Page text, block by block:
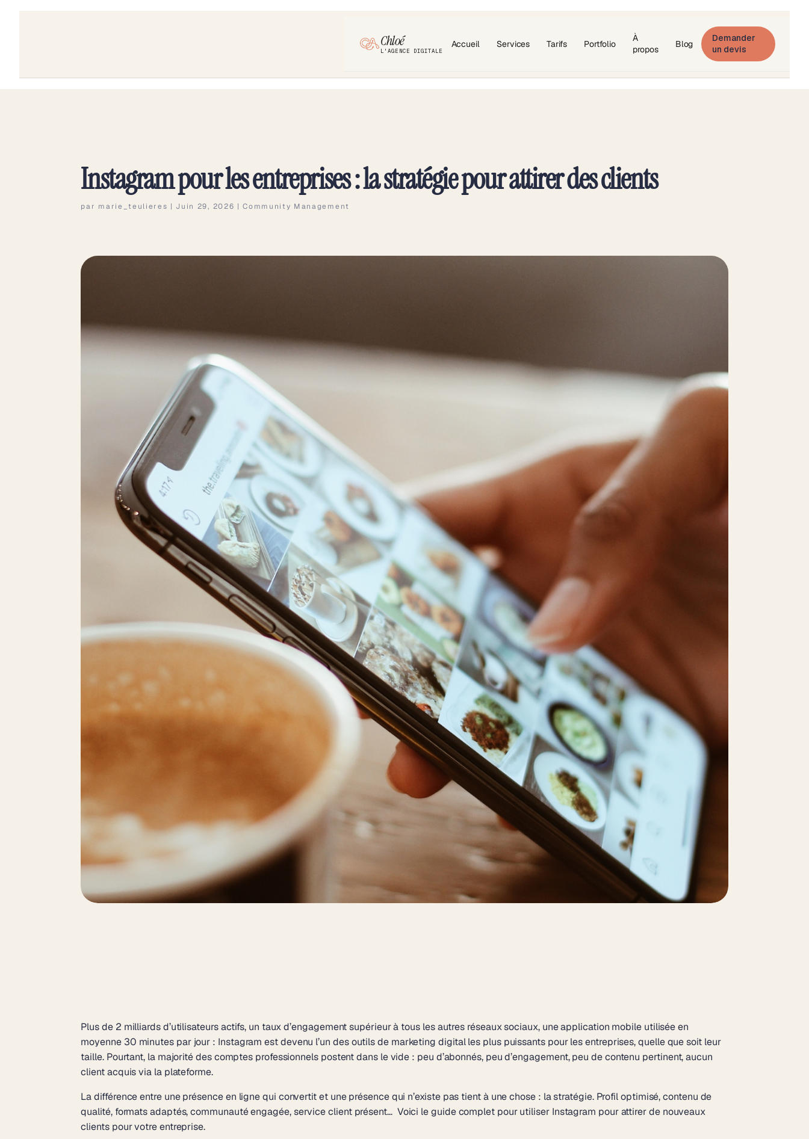
Chloé
L'AGENCE DIGITALE
Accueil Services Tarifs Portfolio
À
propos
Blog
Demander
un devis
Instagram pour les entreprises : la stratégie pour attirer des clients
par marie_teulieres | Juin 29, 2026 |Community Management
Plus de 2 milliards d’utilisateurs actifs, un taux d’engagement supérieur à tous les autres réseaux sociaux, une application mobile utilisée en
moyenne 30 minutes par jour : Instagram est devenu l’un des outils de marketing digital les plus puissants pour les entreprises, quelle que soit leur
taille. Pourtant, la majorité des comptes professionnels postent dans le vide : peu d’abonnés, peu d’engagement, peu de contenu pertinent, aucun
client acquis via la plateforme.
La différence entre une présence en ligne qui convertit et une présence qui n’existe pas tient à une chose : la stratégie. Profil optimisé, contenu de
qualité, formats adaptés, communauté engagée, service client présent… Voici le guide complet pour utiliser Instagram pour attirer de nouveaux
clients pour votre entreprise.